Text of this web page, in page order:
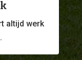
altijd werk